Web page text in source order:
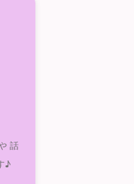
話
♪